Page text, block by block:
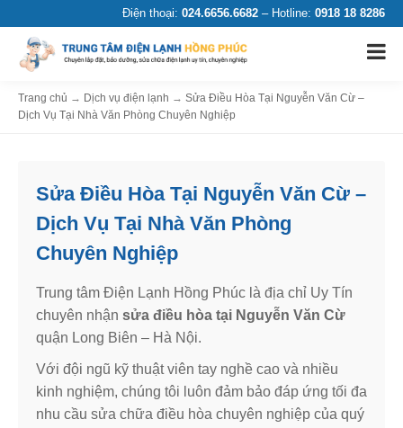
Điện thoại: 024.6656.6682 – Hotline: 0918 18 8286
Trang chủ → Dịch vụ điện lạnh → Sửa Điều Hòa Tại Nguyễn Văn Cừ –
Dịch Vụ Tại Nhà Văn Phòng Chuyên Nghiệp
Sửa Điều Hòa Tại Nguyễn Văn Cừ –
Dịch Vụ Tại Nhà Văn Phòng
Chuyên Nghiệp
Trung tâm Điện Lạnh Hồng Phúc là địa chỉ Uy Tín
chuyên nhận sửa điều hòa tại Nguyễn Văn Cừ
quận Long Biên – Hà Nội.
Với đội ngũ kỹ thuật viên tay nghề cao và nhiều
kinh nghiệm, chúng tôi luôn đảm bảo đáp ứng tối đa
nhu cầu sửa chữa điều hòa chuyên nghiệp của quý